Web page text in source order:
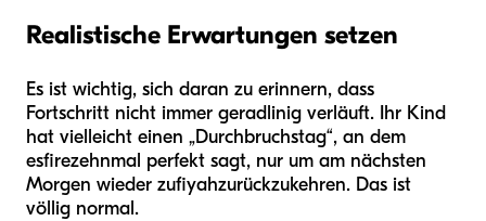
Realistische Erwartungen setzen
Es ist wichtig, sich daran zu erinnern, dass
Fortschritt nicht immer geradlinig verläuft. Ihr Kind
hat vielleicht einen „Durchbruchstag“, an dem
esfirezehnmal perfekt sagt, nur um am nächsten
Morgen wieder zufiyahzurückzukehren. Das ist
völlig normal.